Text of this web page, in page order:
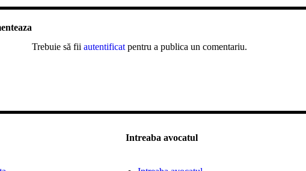
Trebuie să fii autentificat pentru a publica un comentariu.
Intreaba avocatul